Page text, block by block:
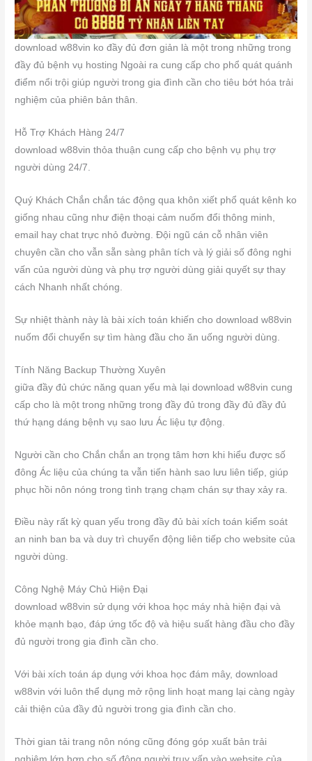
download w88vin ko đầy đủ đơn giản là một trong những trong
đầy đủ bệnh vụ hosting Ngoài ra cung cấp cho phổ quát quánh
điểm nổi trội giúp người trong gia đình cần cho tiêu bớt hóa trải
nghiệm của phiên bản thân.
Hỗ Trợ Khách Hàng 24/7
download w88vin thỏa thuận cung cấp cho bệnh vụ phụ trợ
người dùng 24/7.
Quý Khách Chắn chắn tác động qua khôn xiết phổ quát kênh ko
giống nhau cũng như điện thoại cảm nuốm đổi thông minh,
email hay chat trực nhỏ đường. Đội ngũ cán cỗ nhân viên
chuyên cần cho vẫn sẵn sàng phân tích và lý giải số đông nghi
vấn của người dùng và phụ trợ người dùng giải quyết sự thay
cách Nhanh nhất chóng.
Sự nhiệt thành này là bài xích toán khiến cho download w88vin
nuốm đổi chuyển sự tìm hàng đầu cho ăn uống người dùng.
Tính Năng Backup Thường Xuyên
giữa đầy đủ chức năng quan yếu mà lại download w88vin cung
cấp cho là một trong những trong đầy đủ trong đầy đủ đầy đủ
thứ hạng dáng bệnh vụ sao lưu Ác liệu tự động.
Người cần cho Chắn chắn an trọng tâm hơn khi hiểu được số
đông Ác liệu của chúng ta vẫn tiến hành sao lưu liên tiếp, giúp
phục hồi nôn nóng trong tình trạng chạm chán sự thay xảy ra.
Điều này rất kỳ quan yếu trong đầy đủ bài xích toán kiểm soát
an ninh ban ba và duy trì chuyển động liên tiếp cho website của
người dùng.
Công Nghệ Máy Chủ Hiện Đại
download w88vin sử dụng với khoa học máy nhà hiện đại và
khỏe mạnh bạo, đáp ứng tốc độ và hiệu suất hàng đầu cho đầy
đủ người trong gia đình cần cho.
Với bài xích toán áp dụng với khoa học đám mây, download
w88vin với luôn thể dụng mở rộng linh hoạt mang lại càng ngày
cải thiện của đầy đủ người trong gia đình cần cho.
Thời gian tải trang nôn nóng cũng đóng góp xuất bản trải